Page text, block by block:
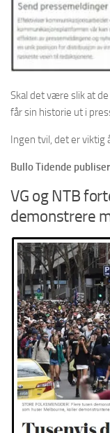
Skal det være slik at
får sin historie ut i
Ingen tvil, det er viktig
Bullo Tidende
VG og NTB
demonstrere